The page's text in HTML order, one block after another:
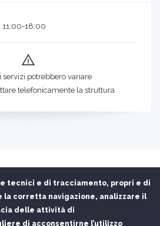
11:00-18:00
servizi potrebbero variare
telefonicamente la struttura
Chi siamo
Contatti
tecnici e di tracciamento, propri e di
corretta navigazione, analizzare il
delle attività di
di acconsentirne l’utilizzo